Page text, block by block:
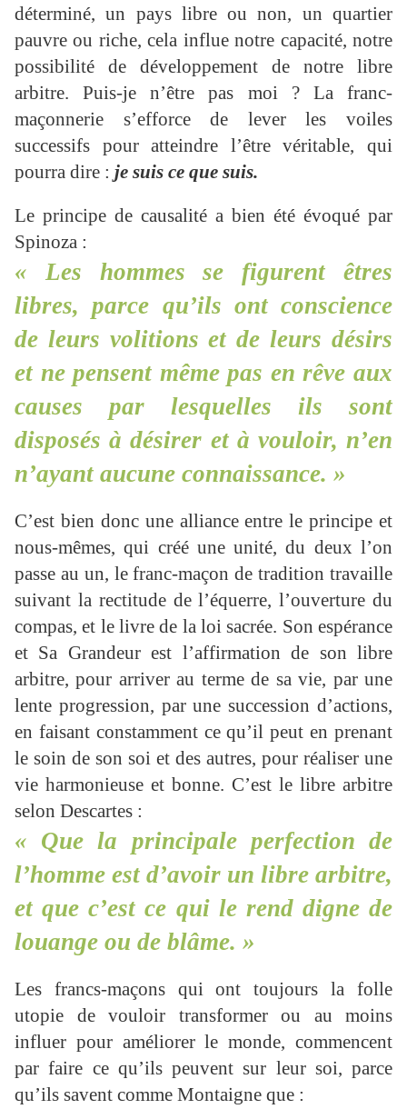
déterminé, un pays libre ou non, un quartier
pauvre ou riche, cela influe notre capacité, notre
possibilité de développement de notre libre
arbitre. Puis-je n’être pas moi ? La franc-
maçonnerie s’efforce de lever les voiles
successifs pour atteindre l’être véritable, qui
pourra dire : je suis ce que suis.
Le principe de causalité a bien été évoqué par
Spinoza :
« Les hommes se figurent êtres
libres, parce qu’ils ont conscience
de leurs volitions et de leurs désirs
et ne pensent même pas en rêve aux
causes par lesquelles ils sont
disposés à désirer et à vouloir, n’en
n’ayant aucune connaissance. »
C’est bien donc une alliance entre le principe et
nous-mêmes, qui créé une unité, du deux l’on
passe au un, le franc-maçon de tradition travaille
suivant la rectitude de l’équerre, l’ouverture du
compas, et le livre de la loi sacrée. Son espérance
et Sa Grandeur est l’affirmation de son libre
arbitre, pour arriver au terme de sa vie, par une
lente progression, par une succession d’actions,
en faisant constamment ce qu’il peut en prenant
le soin de son soi et des autres, pour réaliser une
vie harmonieuse et bonne. C’est le libre arbitre
selon Descartes :
« Que la principale perfection de
l’homme est d’avoir un libre arbitre,
et que c’est ce qui le rend digne de
louange ou de blâme. »
Les francs-maçons qui ont toujours la folle
utopie de vouloir transformer ou au moins
influer pour améliorer le monde, commencent
par faire ce qu’ils peuvent sur leur soi, parce
qu’ils savent comme Montaigne que :